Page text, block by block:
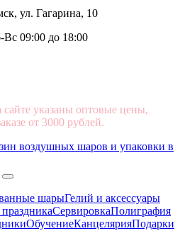
ул. Гагарина, 10
Вс 09:00 до 18:00
указаны оптовые цены,
от 3000 рублей.
шарыГелий и аксессуары
СервировкаПолиграфия
ОбучениеКанцелярияПодарки